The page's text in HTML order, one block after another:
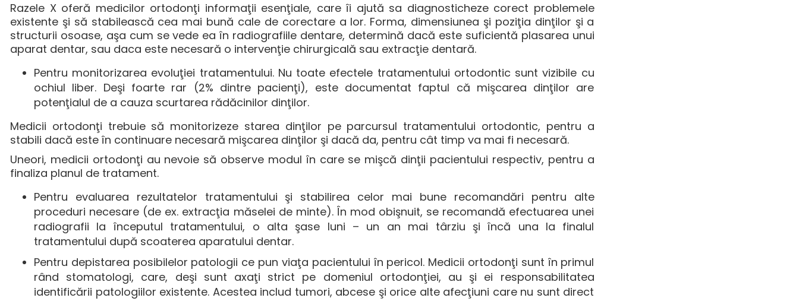
Razele X oferă medicilor ortodonţi informaţii esenţiale, care îi ajută sa diagnosticheze corect problemele
existente şi să stabilească cea mai bună cale de corectare a lor. Forma, dimensiunea şi poziţia dinţilor şi a
structurii osoase, aşa cum se vede ea în radiografiile dentare, determină dacă este suficientă plasarea unui
aparat dentar, sau daca este necesară o intervenţie chirurgicală sau extracţie dentară.
Pentru monitorizarea evoluţiei tratamentului. Nu toate efectele tratamentului ortodontic sunt vizibile cu
ochiul liber. Deşi foarte rar (2% dintre pacienţi), este documentat faptul că mişcarea dinţilor are
potenţialul de a cauza scurtarea rădăcinilor dinţilor.
Medicii ortodonţi trebuie să monitorizeze starea dinţilor pe parcursul tratamentului ortodontic, pentru a
stabili dacă este în continuare necesară mişcarea dinţilor şi dacă da, pentru cât timp va mai fi necesară.
Uneori, medicii ortodonţi au nevoie să observe modul în care se mişcă dinţii pacientului respectiv, pentru a
finaliza planul de tratament.
Pentru evaluarea rezultatelor tratamentului şi stabilirea celor mai bune recomandări pentru alte
proceduri necesare (de ex. extracţia măselei de minte). În mod obişnuit, se recomandă efectuarea unei
radiografii la începutul tratamentului, o alta şase luni – un an mai târziu şi încă una la finalul
tratamentului după scoaterea aparatului dentar.
Pentru depistarea posibilelor patologii ce pun viaţa pacientului în pericol. Medicii ortodonţi sunt în primul
rând stomatologi, care, deşi sunt axaţi strict pe domeniul ortodonţiei, au şi ei responsabilitatea
identificării patologiilor existente. Acestea includ tumori, abcese şi orice alte afecţiuni care nu sunt direct